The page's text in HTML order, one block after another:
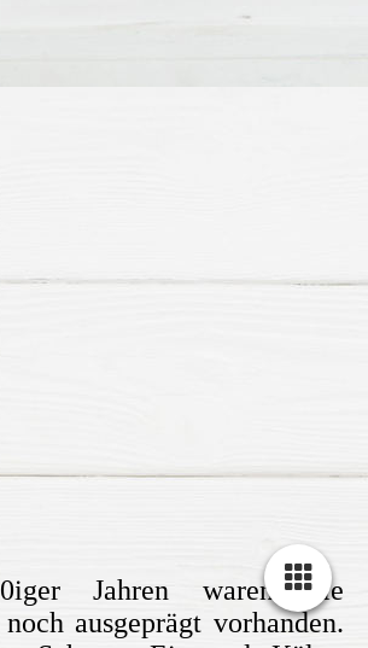
Jahren waren die
ausgeprägt vorhanden.